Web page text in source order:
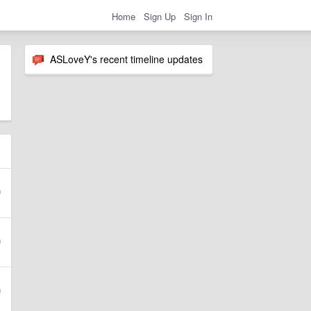
Home Sign Up Sign In
ASLoveY's recent timeline updates